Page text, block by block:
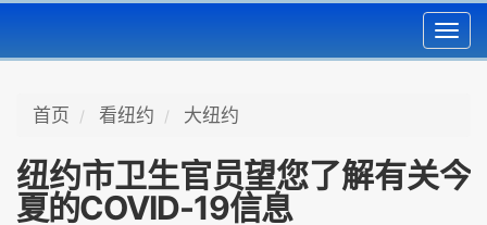
首页 看纽约 大纽约
纽约市卫生官员望您了解有关今
夏的COVID-19信息